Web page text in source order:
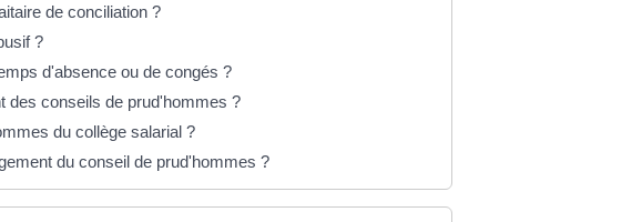
de conciliation ?
?
d'absence ou de congés ?
des conseils de prud'hommes ?
du collège salarial ?
du conseil de prud'hommes ?